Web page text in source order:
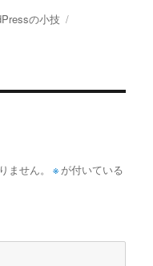
の小技
ません。 ※ が付いている